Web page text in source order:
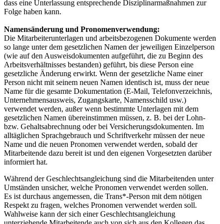
dass eine Unterlassung entsprechende Disziplinarmaßnahmen zur
Folge haben kann.
Namensänderung und Pronomenverwendung:
Die Mitarbeiterunterlagen und arbeitsbezogenen Dokumente werden
so lange unter dem gesetzlichen Namen der jeweiligen Einzelperson
(wie auf den Ausweisdokumenten aufgeführt, die zu Beginn des
Arbeitsverhältnisses bestanden) geführt, bis diese Person eine
gesetzliche Änderung erwirkt. Wenn der gesetzliche Name einer
Person nicht mit seinem neuen Namen identisch ist, muss der neue
Name für die gesamte Dokumentation (E-Mail, Telefonverzeichnis,
Unternehmensausweis, Zugangskarte, Namensschild usw.)
verwendet werden, außer wenn bestimmte Unterlagen mit dem
gesetzlichen Namen übereinstimmen müssen, z. B. bei der Lohn-
bzw. Gehaltsabrechnung oder bei Versicherungsdokumenten. Im
alltäglichen Sprachgebrauch und Schriftverkehr müssen der neue
Name und die neuen Pronomen verwendet werden, sobald der
Mitarbeitende dazu bereit ist und den eigenen Vorgesetzten darüber
informiert hat.
Während der Geschlechtsangleichung sind die Mitarbeitenden unter
Umständen unsicher, welche Pronomen verwendet werden sollen.
Es ist durchaus angemessen, die Trans*-Person mit dem nötigen
Respekt zu fragen, welches Pronomen verwendet werden soll.
Wahlweise kann der sich einer Geschlechtsangleichung